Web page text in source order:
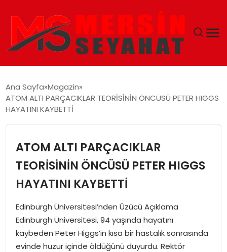
EKONOMI
TEKNOLOJI
GÜNCEL
Ana Sayfa Magazin
ATOM ALTI PARÇACIKLAR TEORİSİNİN ÖNCÜSÜ PETER HIGGS
HAYATINI KAYBETTİ
ATOM ALTI PARÇACIKLAR
TEORİSİNİN ÖNCÜSÜ PETER HIGGS
HAYATINI KAYBETTİ
Edinburgh Üniversitesi’nden Üzücü Açıklama
Edinburgh Üniversitesi, 94 yaşında hayatını
kaybeden Peter Higgs’in kısa bir hastalık sonrasında
evinde huzur içinde öldüğünü duyurdu. Rektör